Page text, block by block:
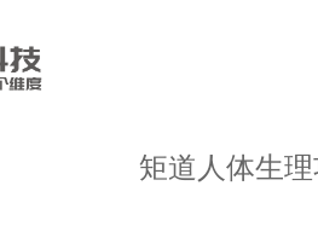
矩道人体生